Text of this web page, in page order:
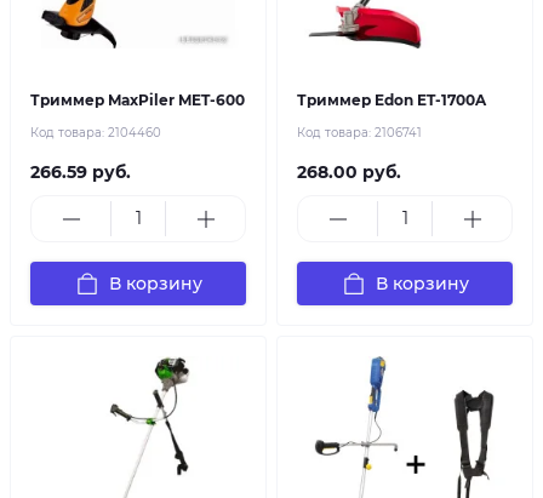
Триммер MaxPiler MET-600
Код товара: 2104460
266.59 руб.
В корзину
Триммер Edon ET-1700A
Код товара: 2106741
268.00 руб.
В корзину